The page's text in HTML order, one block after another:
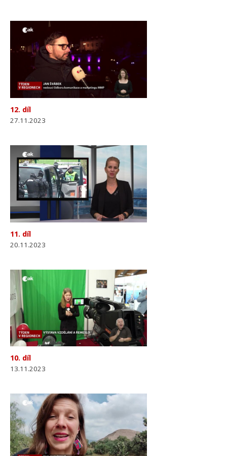
12. díl
27.11.2023
11. díl
20.11.2023
10. díl
13.11.2023